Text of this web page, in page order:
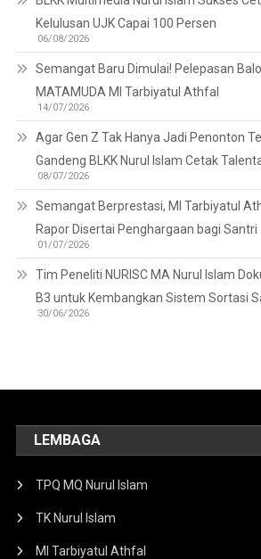
Kelulusan UJK Capai 100 Persen
06/08/2026
Semangat Baru Dimulai! Pelepasan
MATAMUDA MI Tarbiyatul Athfal
14/07/2026
Agar Gen Z Tak Hanya Jadi Penonton
Gandeng BLKK Nurul Islam Cetak
08/07/2026
Semangat Berprestasi, MI Tarbiyatul
Rapor Disertai Penghargaan bagi Santri
01/07/2026
Tim Peneliti NURISC MA Nurul Islam
B3 untuk Kembangkan Sistem Sortasi
30/06/2026
LEMBAGA
TPQ MQ Nurul Islam
TK Nurul Islam
MI Tarbiyatul Athfal